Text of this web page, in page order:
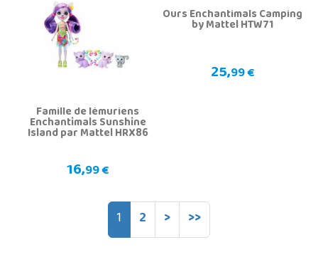
Famille de lémuriens
Enchantimals Sunshine
Island par Mattel HRX86
16,99 €
Ours Enchantimals Camping
by Mattel HTW71
25,99 €
1 2 > >>